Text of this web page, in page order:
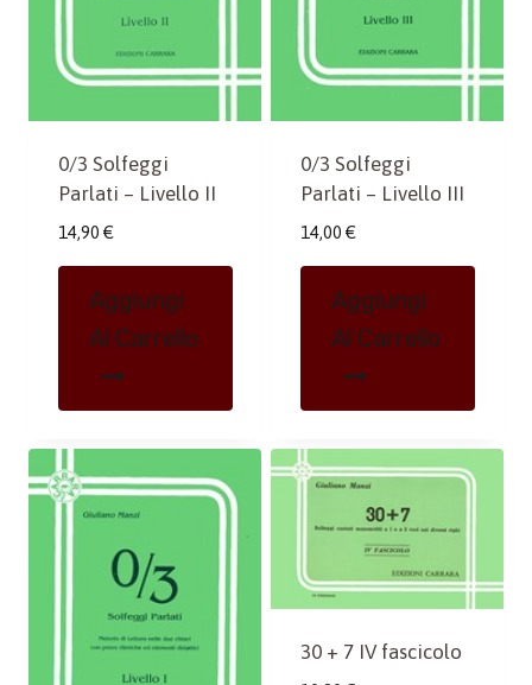
0/3 Solfeggi
Parlati – Livello II
14,90 €
Aggiungi
Al Carrello
0/3 Solfeggi
Parlati – Livello III
14,00 €
Aggiungi
Al Carrello
30 + 7 IV fascicolo